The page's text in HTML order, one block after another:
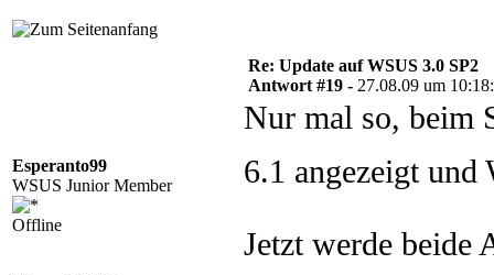
Esperanto99
WSUS Junior Member
Offline
Re: Update auf WSUS 3.0 SP2
Antwort #19 - 27.08.09 um
Nur mal so, beim
6.1 angezeigt
Jetzt werde beide